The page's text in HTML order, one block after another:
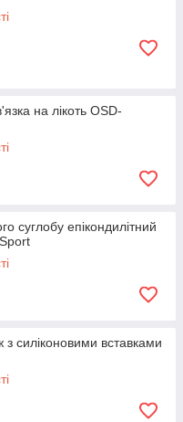
на лікоть OSD-
суглобу епікондилітний
з силіконовими вставками